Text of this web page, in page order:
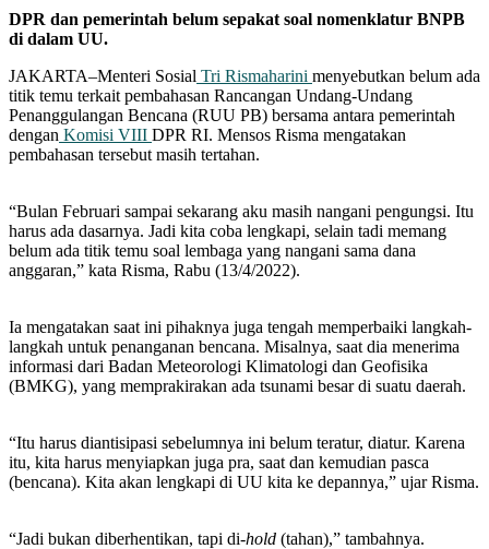
DPR dan pemerintah belum sepakat soal nomenklatur BNPB
di dalam UU.
JAKARTA–Menteri Sosial Tri Rismaharini menyebutkan belum ada
titik temu terkait pembahasan Rancangan Undang-Undang
Penanggulangan Bencana (RUU PB) bersama antara pemerintah
dengan Komisi VIII DPR RI. Mensos Risma mengatakan
pembahasan tersebut masih tertahan.
“Bulan Februari sampai sekarang aku masih nangani pengungsi. Itu
harus ada dasarnya. Jadi kita coba lengkapi, selain tadi memang
belum ada titik temu soal lembaga yang nangani sama dana
anggaran,” kata Risma, Rabu (13/4/2022).
Ia mengatakan saat ini pihaknya juga tengah memperbaiki langkah-
langkah untuk penanganan bencana. Misalnya, saat dia menerima
informasi dari Badan Meteorologi Klimatologi dan Geofisika
(BMKG), yang memprakirakan ada tsunami besar di suatu daerah.
“Itu harus diantisipasi sebelumnya ini belum teratur, diatur. Karena
itu, kita harus menyiapkan juga pra, saat dan kemudian pasca
(bencana). Kita akan lengkapi di UU kita ke depannya,” ujar Risma.
“Jadi bukan diberhentikan, tapi di-hold (tahan),” tambahnya.